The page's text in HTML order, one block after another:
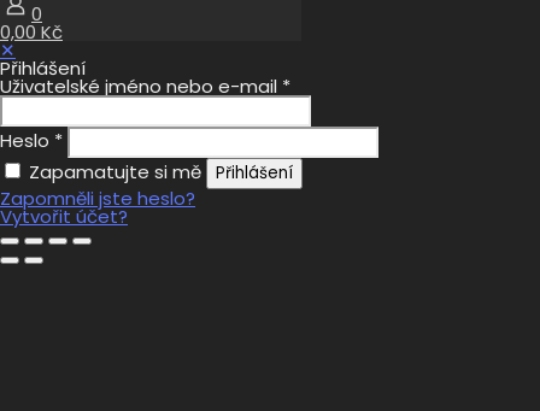
0
0,00 Kč
✕
Přihlášení
Uživatelské jméno nebo e-mail *
Heslo *
Zapamatujte si mě
Přihlášení
Zapomněli jste heslo?
Vytvořit účet?